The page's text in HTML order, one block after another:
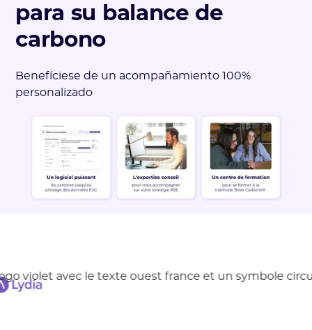
para su balance de
carbono
Benefíciese de un acompañamiento 100%
personalizado